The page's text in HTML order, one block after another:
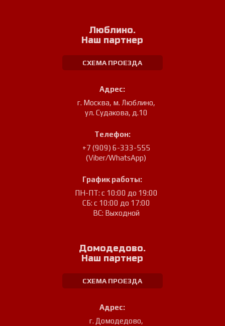
Люблино.
Наш партнер
СХЕМА ПРОЕЗДА
Адрес:
г. Москва, м. Люблино,
ул. Судакова, д.10
Телефон:
+7 (909) 6-333-555
(Viber/WhatsApp)
График работы:
ПН-ПТ: с 10:00 до 19:00
СБ: с 10:00 до 17:00
ВС: Выходной
Домодедово.
Наш партнер
СХЕМА ПРОЕЗДА
Адрес:
г. Домодедово,